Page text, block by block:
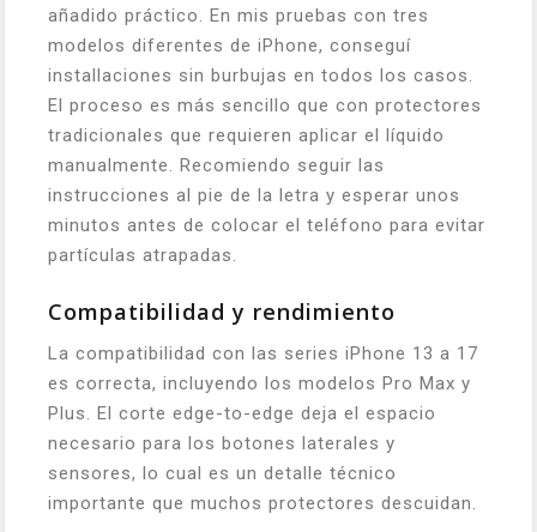
añadido práctico. En mis pruebas con tres
modelos diferentes de iPhone, conseguí
installaciones sin burbujas en todos los casos.
El proceso es más sencillo que con protectores
tradicionales que requieren aplicar el líquido
manualmente. Recomiendo seguir las
instrucciones al pie de la letra y esperar unos
minutos antes de colocar el teléfono para evitar
partículas atrapadas.
Compatibilidad y rendimiento
La compatibilidad con las series iPhone 13 a 17
es correcta, incluyendo los modelos Pro Max y
Plus. El corte edge-to-edge deja el espacio
necesario para los botones laterales y
sensores, lo cual es un detalle técnico
importante que muchos protectores descuidan.